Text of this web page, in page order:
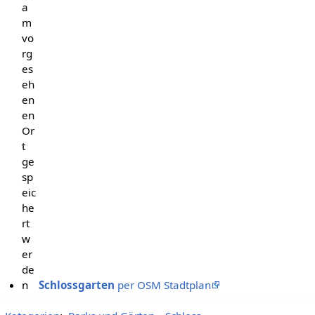
a
m
vo
rg
es
eh
en
en
Or
t
ge
sp
eic
he
rt
w
er
de
n
Schlossgarten per OSM Stadtplan